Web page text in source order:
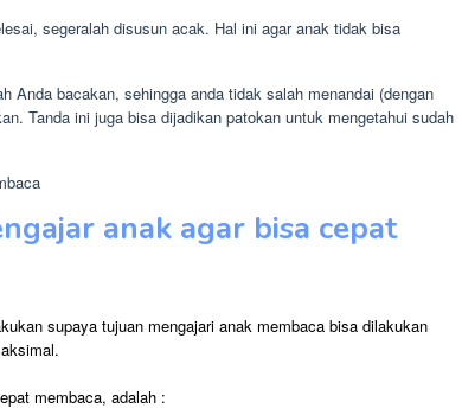
segeralah disusun acak. Hal ini agar anak tidak bisa
Anda bacakan, sehingga anda tidak salah menandai (dengan
Tanda ini juga bisa dijadikan patokan untuk mengetahui sudah
anak agar bisa cepat
supaya tujuan mengajari anak membaca bisa dilakukan
membaca, adalah :